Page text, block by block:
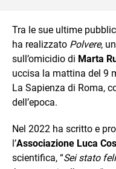
Tra le sue ultime
ha realizzato Polvere,
sull’omicidio di Marta
uccisa la mattina del 9
La Sapienza di Roma,
dell’epoca.
Nel 2022 ha scritto e
l’Associazione Luca
scientifica, “Sei stato